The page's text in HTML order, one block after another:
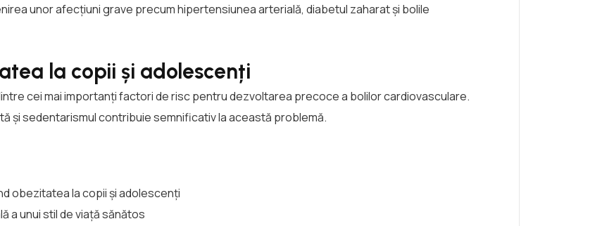
unor afecțiuni grave precum hipertensiunea arterială, diabetul zaharat și bolile
la copii și adolescenți
cei mai importanți factori de risc pentru dezvoltarea precoce a bolilor cardiovasculare.
și sedentarismul contribuie semnificativ la această problemă.
obezitatea la copii și adolescenți
a unui stil de viață sănătos